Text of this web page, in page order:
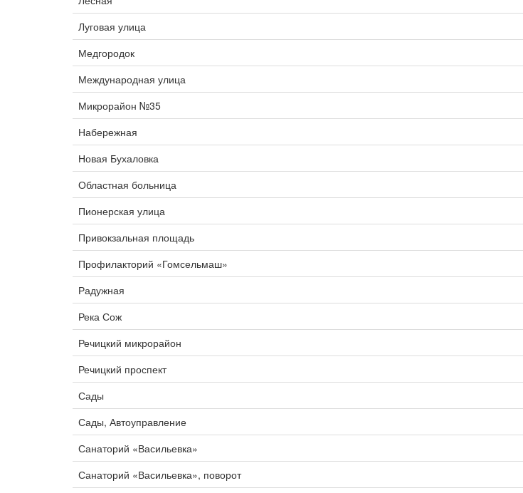
Луговая улица
Медгородок
Международная улица
Микрорайон №35
Набережная
Новая Бухаловка
Областная больница
Пионерская улица
Привокзальная площадь
Профилакторий «Гомсельмаш»
Радужная
Река Сож
Речицкий микрорайон
Речицкий проспект
Сады
Сады, Автоуправление
Санаторий «Васильевка»
Санаторий «Васильевка», поворот